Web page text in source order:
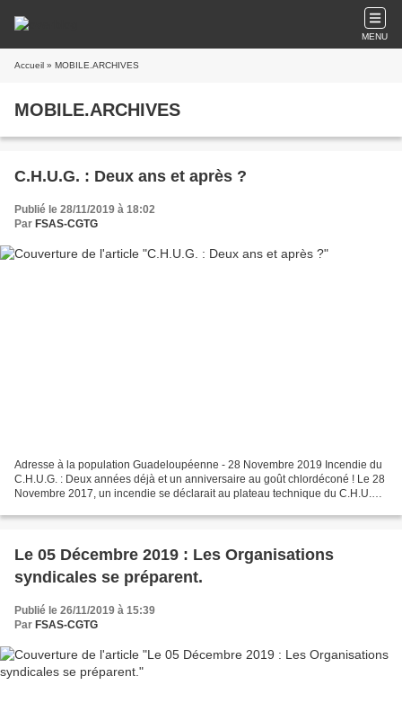
MENU
Accueil » MOBILE.ARCHIVES
MOBILE.ARCHIVES
C.H.U.G. : Deux ans et après ?
Publié le 28/11/2019 à 18:02
Par FSAS-CGTG
Adresse à la population Guadeloupéenne - 28 Novembre 2019 Incendie du
C.H.U.G. : Deux années déjà et un anniversaire au goût chlordéconé ! Le 28
Novembre 2017, un incendie se déclarait au plateau technique du C.H.U.G..
Le 05 Décembre 2019 : Les Organisations
syndicales se préparent.
Publié le 26/11/2019 à 15:39
Par FSAS-CGTG